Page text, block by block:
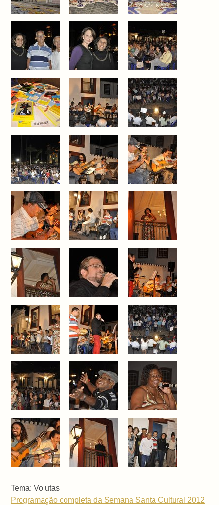
Tema: Volutas
Programação completa da Semana Santa Cultural 2012